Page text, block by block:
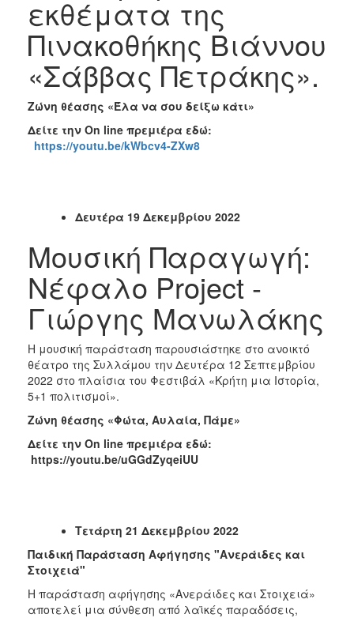
εκθέματα της
Πινακοθήκης Βιάννου
«Σάββας Πετράκης».
Ζώνη θέασης «Έλα να σου δείξω κάτι»
Δείτε την On line πρεμιέρα εδώ:
https://youtu.be/kWbcv4-ZXw8
Δευτέρα 19 Δεκεμβρίου 2022
Μουσική Παραγωγή:
Νέφαλο Project -
Γιώργης Μανωλάκης
Η μουσική παράσταση παρουσιάστηκε στο ανοικτό
θέατρο της Συλλάμου την Δευτέρα 12 Σεπτεμβρίου
2022 στο πλαίσια του Φεστιβάλ «Κρήτη μια Ιστορία,
5+1 πολιτισμοί».
Ζώνη θέασης «Φώτα, Αυλαία, Πάμε»
Δείτε την On line πρεμιέρα εδώ:
https://youtu.be/uGGdZyqeiUU
Τετάρτη 21 Δεκεμβρίου 2022
Παιδική Παράσταση Αφήγησης "Ανεράιδες και
Στοιχειά"
Η παράσταση αφήγησης «Ανεράιδες και Στοιχειά»
αποτελεί μια σύνθεση από λαϊκές παραδόσεις,